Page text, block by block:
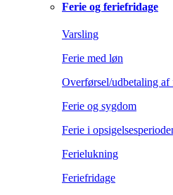
Ferie og feriefridage
Varsling
Ferie med løn
Overførsel/udbetaling af
Ferie og sygdom
Ferie i
Ferielukning
Feriefridage